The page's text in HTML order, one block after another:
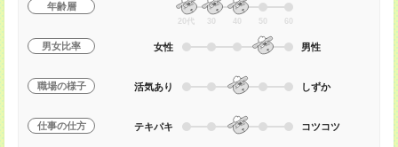
年齢層
20代 30 40 50 60
男女比率 女性 男性
職場の様子 活気あり しずか
仕事の仕方 テキパキ コツコツ